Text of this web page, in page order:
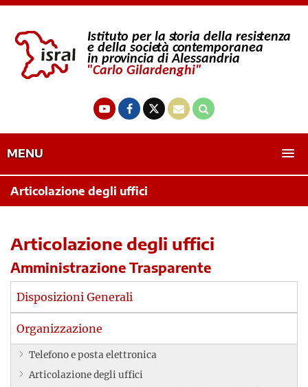
MENU
Articolazione degli uffici
Articolazione degli uffici
Amministrazione Trasparente
Disposizioni Generali
Organizzazione
Telefono e posta elettronica
Articolazione degli uffici